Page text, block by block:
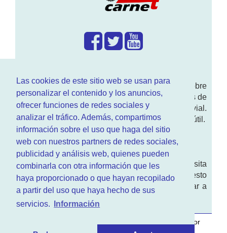
Las cookies de este sitio web se usan para
personalizar el contenido y los anuncios,
ofrecer funciones de redes sociales y
analizar el tráfico. Además, compartimos
información sobre el uso que haga del sitio
web con nuestros partners de redes sociales,
publicidad y análisis web, quienes pueden
combinarla con otra información que les
haya proporcionado o que hayan recopilado
a partir del uso que haya hecho de sus
servicios.
Información
Enwww.RenovarCarnet.comTe contamos sobre
larenovación del permisode conducir, noticias de
actualidad motor y sobre todo seguridad vial.
Ademas tenemos todo tipo de información DGT útil.
¿Quienes somos?
Quieres saber quien mantiene la pagina, visita
nuestrasección de contacto. Aquí tienes nuesto
aviso legal
. Basicamente no queremos engañar a
nadie.
por